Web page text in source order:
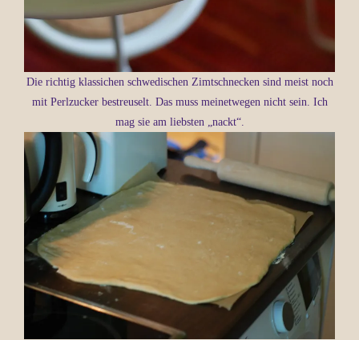
Die richtig klassichen schwedischen Zimtschnecken sind meist noch
mit Perlzucker bestreuselt. Das muss meinetwegen nicht sein. Ich
mag sie am liebsten „nackt“.